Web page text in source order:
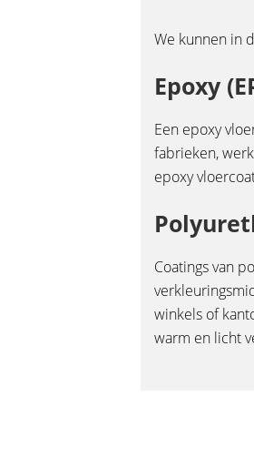
We kunnen in
Epoxy
Een epoxy
fabrieken,
epoxy
Coatings van
winkels of
warm en licht